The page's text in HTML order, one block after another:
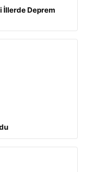
İllerde Deprem